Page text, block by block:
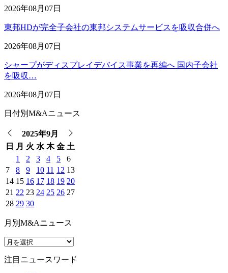
2026年08月07日
東邦HDが完全子会社の東邦システムサービスを吸収合併へ
2026年08月07日
シャープがディスプレイデバイス事業を再編へ 国内子会社
を吸収…
2026年08月07日
日付別M&Aニュース
2025年9月
日
月 火 水 木 金 土
1
2 3 4 5
6
7
8 9 10 11 12 13
14 15 16 17 18 19 20
21 22 23 24 25 26 27
28 29 30
月別M&Aニュース
注目ニュースワード